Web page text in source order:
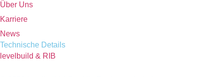
Über Uns
Karriere
News
Technische Details
levelbuild & RIB